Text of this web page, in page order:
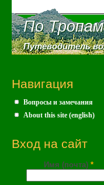
По
По
Путеводитель
Путеводитель
Навигация
Вопросы и замечания
About this site (english)
Вход на сайт
Имя (почта) *